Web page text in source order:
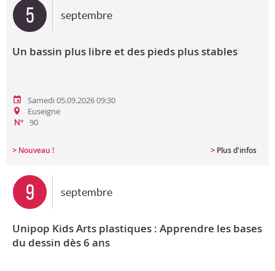
5 septembre
Un bassin plus libre et des pieds plus stables
Samedi 05.09.2026 09:30
Euseigne
N° 90
> Nouveau ! > Plus d'infos
9 septembre
Unipop Kids Arts plastiques : Apprendre les bases
du dessin dès 6 ans